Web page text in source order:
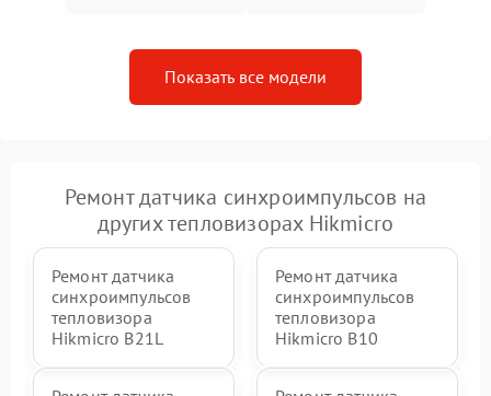
Показать все модели
Ремонт датчика синхроимпульсов на
других тепловизорах Hikmicro
Ремонт датчика
синхроимпульсов
тепловизора
Hikmicro B21L
Ремонт датчика
синхроимпульсов
тепловизора
Hikmicro B10